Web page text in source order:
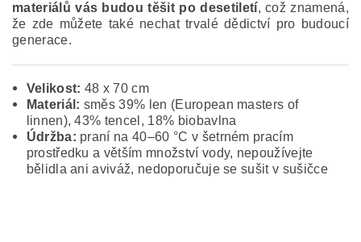
materiálů vás budou těšit po desetiletí, což znamená,
že zde můžete také nechat trvalé dědictví pro budoucí
generace.
Velikost: 48 x 70 cm
Materiál: směs 39% len (European masters of
linnen), 43% tencel, 18% biobavlna
Údržba: praní na 40–60 °C v šetrném pracím
prostředku a větším množství vody, nepoužívejte
bělidla ani aviváž, nedoporučuje se sušit v sušičce